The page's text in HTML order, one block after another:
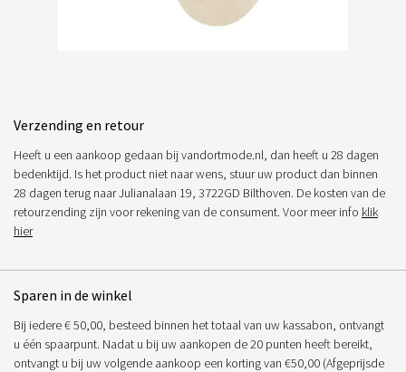
Verzending en retour
Heeft u een aankoop gedaan bij vandortmode.nl, dan heeft u 28 dagen
bedenktijd. Is het product niet naar wens, stuur uw product dan binnen
28 dagen terug naar Julianalaan 19, 3722GD Bilthoven. De kosten van de
retourzending zijn voor rekening van de consument. Voor meer info klik
hier
Sparen in de winkel
Bij iedere € 50,00, besteed binnen het totaal van uw kassabon, ontvangt
u één spaarpunt. Nadat u bij uw aankopen de 20 punten heeft bereikt,
ontvangt u bij uw volgende aankoop een korting van €50,00 (Afgeprijsde